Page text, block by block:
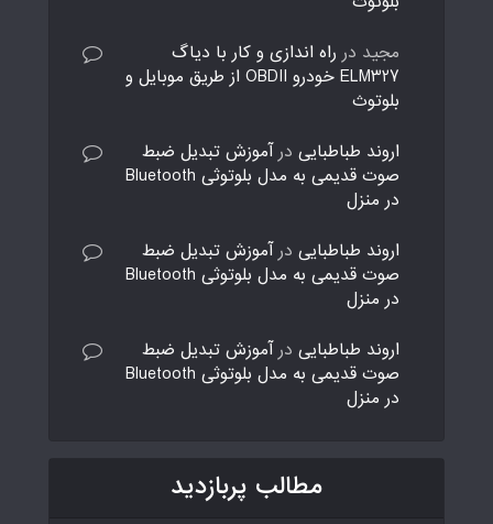
مجید در راه اندازی و کار با دیاگ
ELM327 خودرو OBDII از طریق موبایل و
بلوتوث
اروند طباطبایی درآموزش تبدیل ضبط
صوت قدیمی به مدل بلوتوثی Bluetooth
در منزل
اروند طباطبایی درآموزش تبدیل ضبط
صوت قدیمی به مدل بلوتوثی Bluetooth
در منزل
اروند طباطبایی درآموزش تبدیل ضبط
صوت قدیمی به مدل بلوتوثی Bluetooth
در منزل
مطالب پربازدید